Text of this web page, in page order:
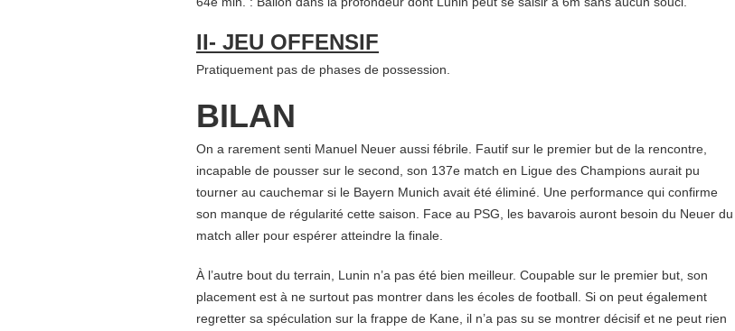
II- JEU OFFENSIF
Pratiquement pas de phases de possession.
BILAN
On a rarement senti Manuel Neuer aussi fébrile. Fautif sur le premier but de la rencontre,
incapable de pousser sur le second, son 137e match en Ligue des Champions aurait pu
tourner au cauchemar si le Bayern Munich avait été éliminé. Une performance qui confirme
son manque de régularité cette saison. Face au PSG, les bavarois auront besoin du Neuer du
match aller pour espérer atteindre la finale.
À l’autre bout du terrain, Lunin n’a pas été bien meilleur. Coupable sur le premier but, son
placement est à ne surtout pas montrer dans les écoles de football. Si on peut également
regretter sa spéculation sur la frappe de Kane, il n’a pas su se montrer décisif et ne peut rien